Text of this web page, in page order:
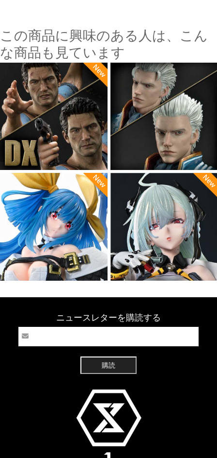
この商品に興味のある人は、こん
な商品も見ています
ニュースレターを購読する
購読